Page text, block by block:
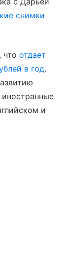
снимки
что отдает
в год.
иностранные
и